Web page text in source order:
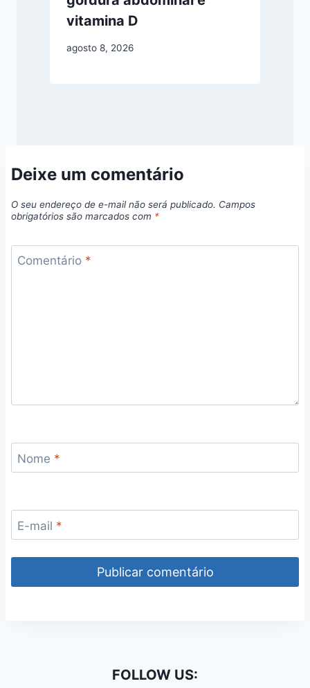
vitamina D
agosto 8, 2026
Deixe um comentário
O seu endereço de e-mail não será publicado. Campos
obrigatórios são marcados com *
Comentário *
Nome *
E-mail *
FOLLOW US: